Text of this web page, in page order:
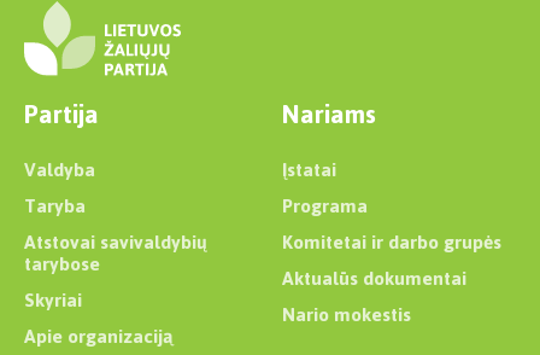
Partija
Valdyba
Taryba
Atstovai savivaldybių
tarybose
Skyriai
Apie organizaciją
Nariams
Įstatai
Programa
Komitetai ir darbo grupės
Aktualūs dokumentai
Nario mokestis